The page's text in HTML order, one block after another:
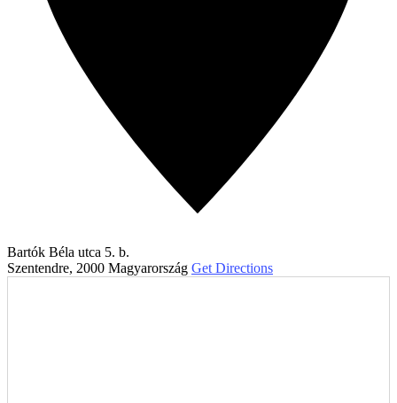
Bartók Béla utca 5. b.
Szentendre, 2000 Magyarország Get Directions